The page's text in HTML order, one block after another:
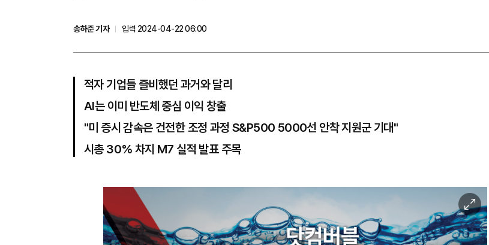
송하준 기자
입력 2024-04-22 06:00
적자 기업들 즐비했던 과거와 달리
AI는 이미 반도체 중심 이익 창출
"미 증시 감속은 건전한 조정 과정 S&P500 5000선 안착 지원군 기대"
시총 30% 차지 M7 실적 발표 주목
이
미
지